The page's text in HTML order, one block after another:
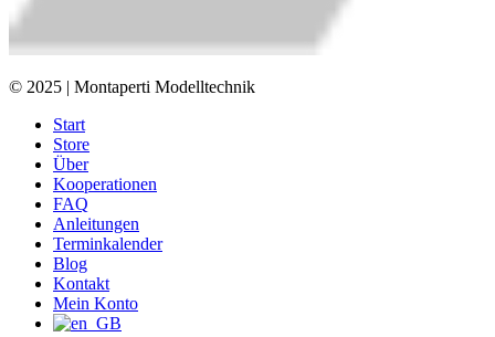
© 2025 | Montaperti Modelltechnik
Start
Store
Über
Kooperationen
FAQ
Anleitungen
Terminkalender
Blog
Kontakt
Mein Konto